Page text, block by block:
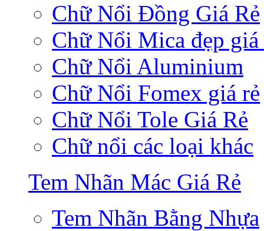
Chữ Nổi Đồng Giá Rẻ
Chữ Nổi Mica đẹp giá
Chữ Nổi Aluminium
Chữ Nổi Fomex giá rẻ
Chữ Nổi Tole Giá Rẻ
Chữ nổi các loại khác
Tem Nhãn Mác Giá Rẻ
Tem Nhãn Bằng Nhựa